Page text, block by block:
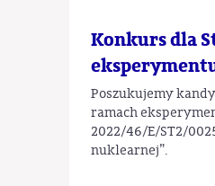
Konkurs dla
Poszukujemy
ramach
2022/46/E/ST2/
nuklearnej”.